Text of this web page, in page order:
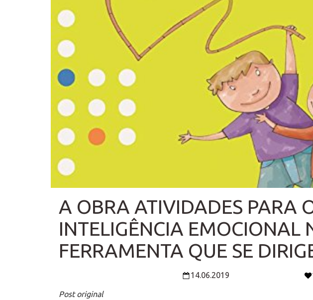
A OBRA ATIVIDADES PARA
INTELIGÊNCIA EMOCIONAL
FERRAMENTA QUE SE
14.06.2019
Post original